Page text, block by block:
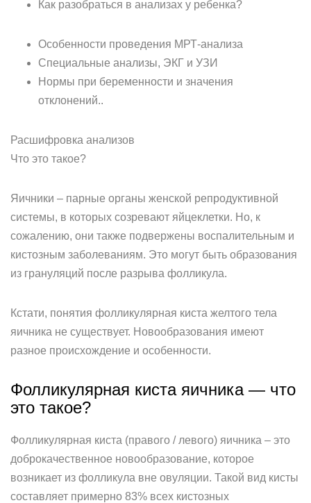
Как разобраться в анализах у ребенка?
Особенности проведения МРТ-анализа
Специальные анализы, ЭКГ и УЗИ
Нормы при беременности и значения
отклонений..
Расшифровка анализов
Что это такое?
Яичники – парные органы женской репродуктивной
системы, в которых созревают яйцеклетки. Но, к
сожалению, они также подвержены воспалительным и
кистозным заболеваниям. Это могут быть образования
из грануляций после разрыва фолликула.
Кстати, понятия фолликулярная киста желтого тела
яичника не существует. Новообразования имеют
разное происхождение и особенности.
Фолликулярная киста яичника — что
это такое?
Фолликулярная киста (правого / левого) яичника – это
доброкачественное новообразование, которое
возникает из фолликула вне овуляции. Такой вид кисты
составляет примерно 83% всех кистозных